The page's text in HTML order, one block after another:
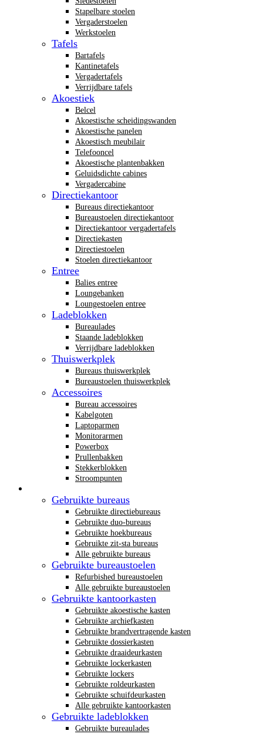
Stapelbare stoelen
Vergaderstoelen
Werkstoelen
Tafels
Bartafels
Kantinetafels
Vergadertafels
Verrijdbare tafels
Akoestiek
Belcel
Akoestische scheidingswanden
Akoestische panelen
Akoestisch meubilair
Telefooncel
Akoestische plantenbakken
Geluidsdichte cabines
Vergadercabine
Directiekantoor
Bureaus directiekantoor
Bureaustoelen directiekantoor
Directiekantoor vergadertafels
Directiekasten
Directiestoelen
Stoelen directiekantoor
Entree
Balies entree
Loungebanken
Loungestoelen entree
Ladeblokken
Bureaulades
Staande ladeblokken
Verrijdbare ladeblokken
Thuiswerkplek
Bureaus thuiswerkplek
Bureaustoelen thuiswerkplek
Accessoires
Bureau accessoires
Kabelgoten
Laptoparmen
Monitorarmen
Powerbox
Prullenbakken
Stekkerblokken
Stroompunten
Gebruikte bureaus
Gebruikte directiebureaus
Gebruikte duo-bureaus
Gebruikte hoekbureaus
Gebruikte zit-sta bureaus
Alle gebruikte bureaus
Gebruikte bureaustoelen
Refurbished bureaustoelen
Alle gebruikte bureaustoelen
Gebruikte kantoorkasten
Gebruikte akoestische kasten
Gebruikte archiefkasten
Gebruikte brandvertragende kasten
Gebruikte dossierkasten
Gebruikte draaideurkasten
Gebruikte lockerkasten
Gebruikte lockers
Gebruikte roldeurkasten
Gebruikte schuifdeurkasten
Alle gebruikte kantoorkasten
Gebruikte ladeblokken
Gebruikte bureaulades